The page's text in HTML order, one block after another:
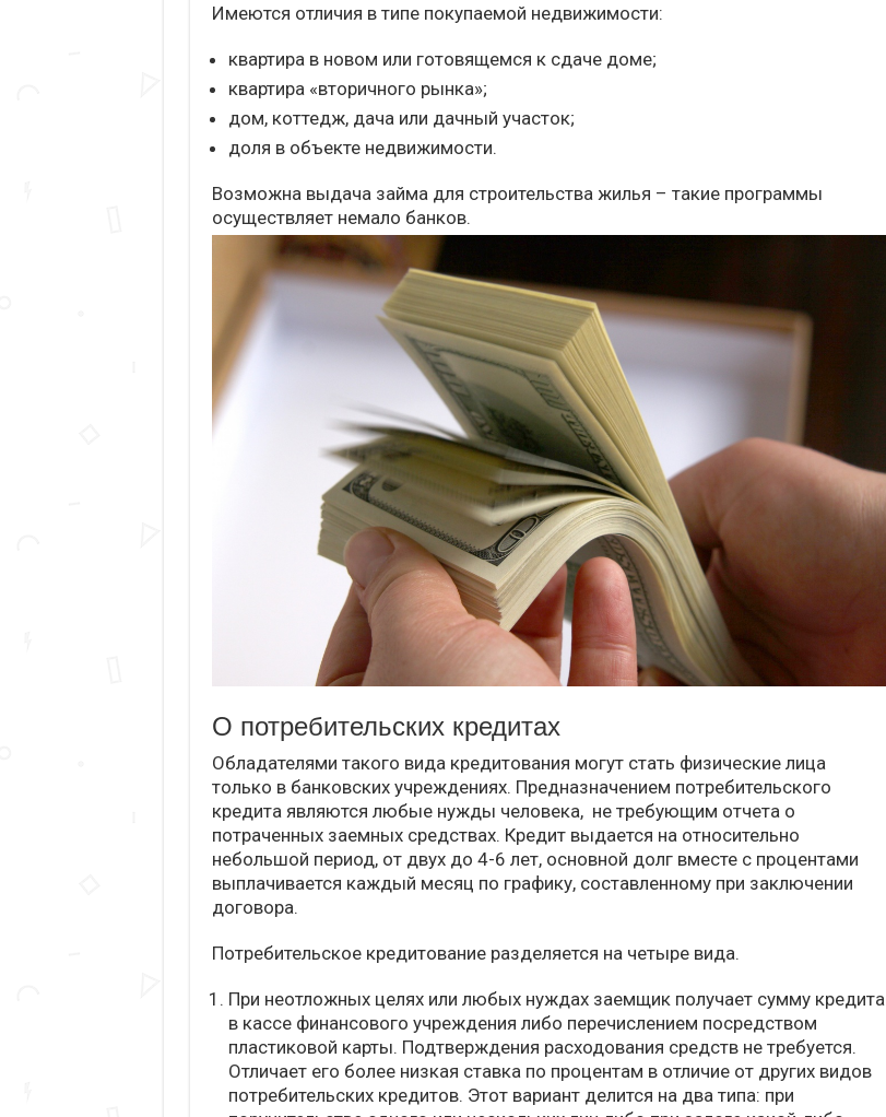
Имеются отличия в типе покупаемой недвижимости:
квартира в новом или готовящемся к сдаче доме;
квартира «вторичного рынка»;
дом, коттедж, дача или дачный участок;
доля в объекте недвижимости.
Возможна выдача займа для строительства жилья – такие программы
осуществляет немало банков.
О потребительских кредитах
Обладателями такого вида кредитования могут стать физические лица
только в банковских учреждениях. Предназначением потребительского
кредита являются любые нужды человека, не требующим отчета о
потраченных заемных средствах. Кредит выдается на относительно
небольшой период, от двух до 4-6 лет, основной долг вместе с процентами
выплачивается каждый месяц по графику, составленному при заключении
договора.
Потребительское кредитование разделяется на четыре вида.
При неотложных целях или любых нуждах заемщик получает сумму кредита
в кассе финансового учреждения либо перечислением посредством
пластиковой карты. Подтверждения расходования средств не требуется.
Отличает его более низкая ставка по процентам в отличие от других видов
потребительских кредитов. Этот вариант делится на два типа: при